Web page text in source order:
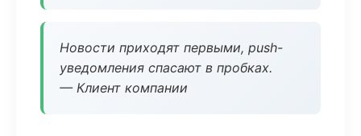
Новости приходят первыми, push-
уведомления спасают в пробках.
— Клиент компании